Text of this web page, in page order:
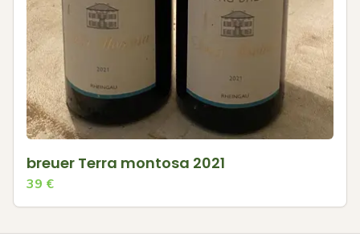
breuer Terra montosa 2021
39 €